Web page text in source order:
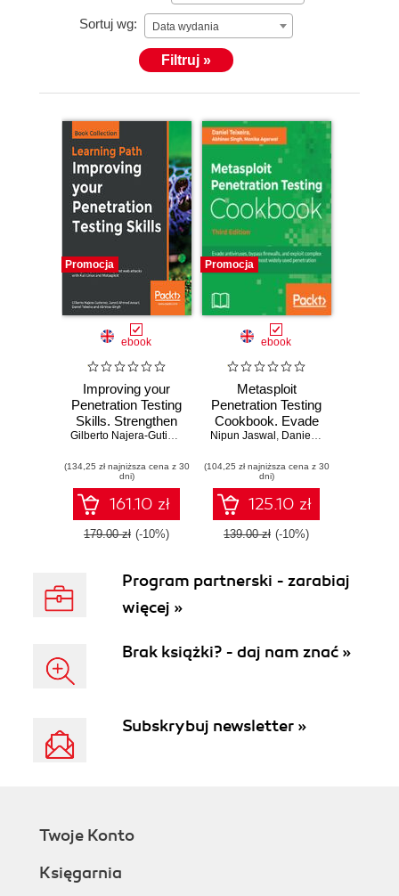
Sortuj wg: Data wydania
Filtruj »
Promocja
ebook
Improving your
Penetration Testing
Skills. Strengthen
your defense
attacks with Kali
Linux and
Metasploit
Gilberto Najera-Gutierrez Juned Ahmed Ansari,Daniel Teixeira
(134,25 zł najniższa cena z 30
dni)
161.10 zł
179.00 zł (-10%)
Promocja
ebook
Metasploit
Penetration Testing
Cookbook. Evade
antiviruses,
and exploit
complex
environments with
the most widely
used penetration
Nipun Jaswal , Daniel Teixeira
(104,25 zł najniższa cena z 30
dni)
125.10 zł
139.00 zł (-10%)
Program partnerski - zarabiaj
więcej »
Brak książki? - daj nam znać »
Subskrybuj newsletter »
Twoje Konto
Księgarnia